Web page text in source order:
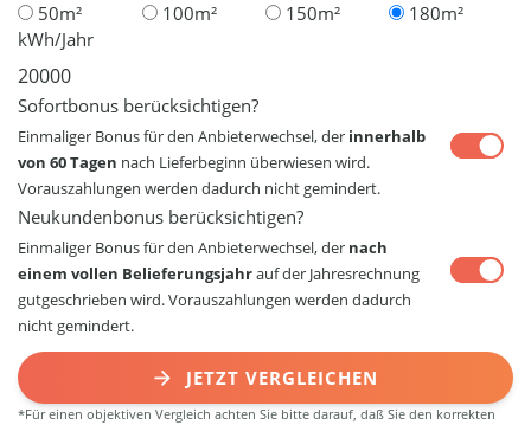
50m²
100m² 150m²
180m²
kWh/Jahr
Sofortbonus berücksichtigen?
Einmaliger Bonus für den Anbieterwechsel, der innerhalb
von 60 Tagen nach Lieferbeginn überwiesen wird.
Vorauszahlungen werden dadurch nicht gemindert.
Neukundenbonus berücksichtigen?
Einmaliger Bonus für den Anbieterwechsel, der nach
einem vollen Belieferungsjahrauf der Jahresrechnung
gutgeschrieben wird. Vorauszahlungen werden dadurch
nicht gemindert.
JETZT VERGLEICHEN
*Für einen objektiven Vergleich achten Sie bitte darauf, daß Sie den korrekten